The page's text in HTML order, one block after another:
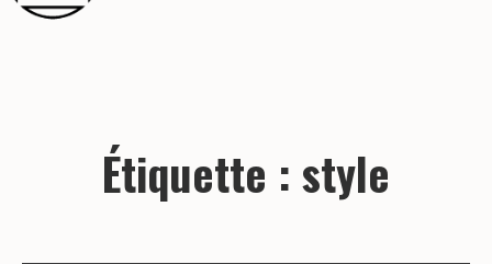
Étiquette : style